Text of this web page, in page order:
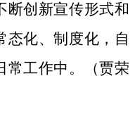
断创新宣传形式和
态化、制度化，自
常工作中。（贾荣